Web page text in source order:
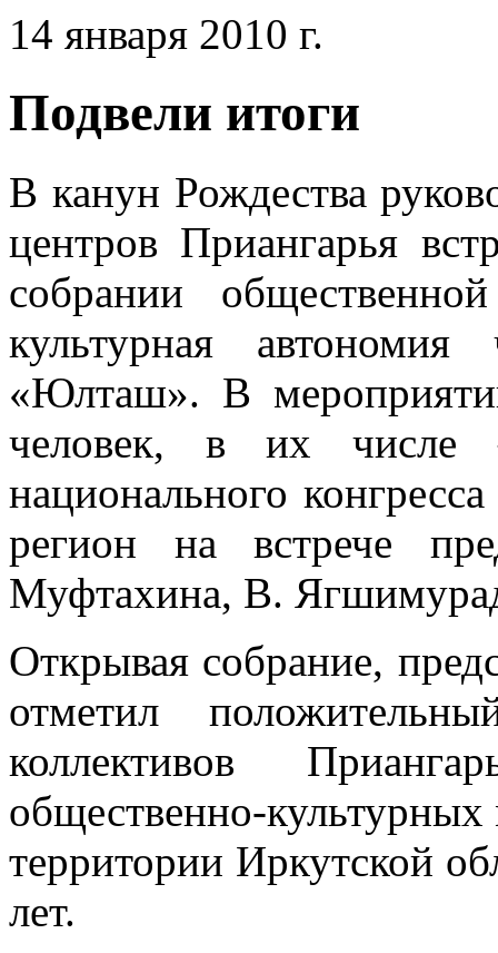
14 января 2010 г.
Подвели итоги
В канун Рождества
центров Приангарья
собрании
культурная
«Юлташ». В
человек, в их числе –
национального
регион на встрече
Муфтахина, В.
Открывая собрание,
отметил
коллективов
общественно-
территории Иркутской
лет.